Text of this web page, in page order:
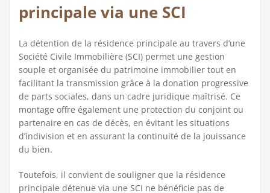
principale via une SCI
La détention de la résidence principale au travers d’une
Société Civile Immobilière (SCI) permet une gestion
souple et organisée du patrimoine immobilier tout en
facilitant la transmission grâce à la donation progressive
de parts sociales, dans un cadre juridique maîtrisé. Ce
montage offre également une protection du conjoint ou
partenaire en cas de décès, en évitant les situations
d’indivision et en assurant la continuité de la jouissance
du bien.
Toutefois, il convient de souligner que la résidence
principale détenue via une SCI ne bénéficie pas de